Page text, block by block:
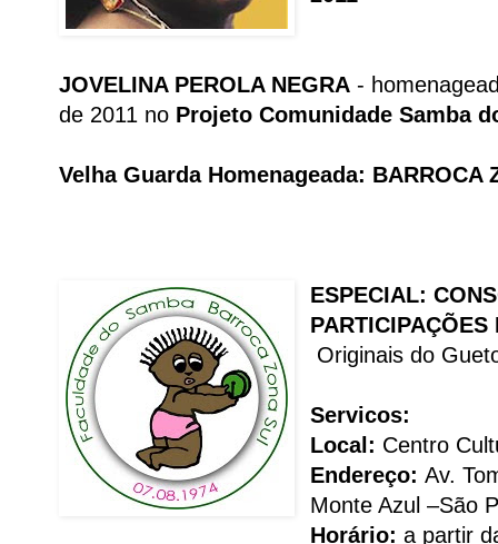
JOVELINA PEROLA NEGRA -
de 2011 no Projeto Comunidade Samba
Velha Guarda Homenageada: BARROCA
ESPECIAL:
PARTICIPAÇÕES
Originais do
Servicos:
Local: Centro
Endereço:Av.
Monte Azul –São
Horário:a partir